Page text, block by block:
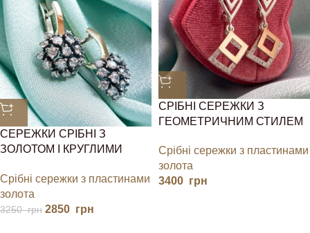
СЕРЕЖКИ СРІБНІ З
ЗОЛОТОМ І КРУГЛИМИ
Срібні сережки з пластинами
золота
3250грн 2850 грн
СРІБНІ СЕРЕЖКИ З
ГЕОМЕТРИЧНИМ СТИЛЕМ
Срібні сережки з пластинами
золота
3400 грн